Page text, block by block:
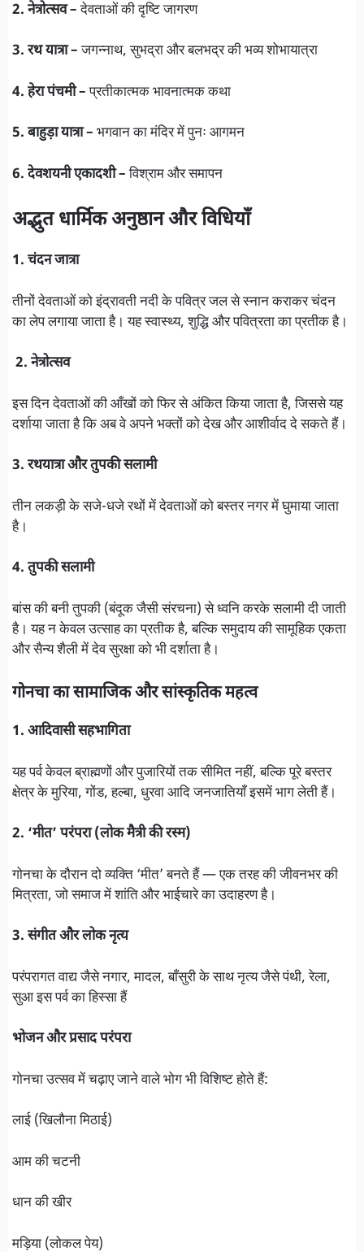
2. नेत्रोत्सव –देवताओं की दृष्टि जागरण
3. रथ यात्रा –जगन्नाथ, सुभद्रा और बलभद्र की भव्य शोभायात्रा
4. हेरा पंचमी –प्रतीकात्मक भावनात्मक कथा
5. बाहुड़ा यात्रा – भगवान का मंदिर में पुनः आगमन
6. देवशयनी एकादशी –विश्राम और समापन
अद्भुत धार्मिक अनुष्ठान और विधियाँ
1. चंदन जात्रा
तीनों देवताओं को इंद्रावती नदी के पवित्र जल से स्नान कराकर चंदन
का लेप लगाया जाता है। यह स्वास्थ्य, शुद्धि और पवित्रता का प्रतीक है।
2. नेत्रोत्सव
इस दिन देवताओं की आँखों को फिर से अंकित किया जाता है, जिससे यह
दर्शाया जाता है कि अब वे अपने भक्तों को देख और आशीर्वाद दे सकते हैं।
3. रथयात्रा और तुपकी सलामी
तीन लकड़ी के सजे-धजे रथों में देवताओं को बस्तर नगर में घुमाया जाता
है।
4. तुपकी सलामी
बांस की बनी तुपकी (बंदूक जैसी संरचना) से ध्वनि करके सलामी दी जाती
है। यह न केवल उत्साह का प्रतीक है, बल्कि समुदाय की सामूहिक एकता
और सैन्य शैली में देव सुरक्षा को भी दर्शाता है।
गोनचा का सामाजिक और सांस्कृतिक महत्व
1. आदिवासी सहभागिता
यह पर्व केवल ब्राह्मणों और पुजारियों तक सीमित नहीं, बल्कि पूरे बस्तर
क्षेत्र के मुरिया, गोंड, हल्बा, धुरवा आदि जनजातियाँ इसमें भाग लेती हैं।
2. ‘मीत’ परंपरा (लोक मैत्री की रस्म)
गोनचा के दौरान दो व्यक्ति ‘मीत’ बनते हैं — एक तरह की जीवनभर की
मित्रता, जो समाज में शांति और भाईचारे का उदाहरण है।
3. संगीत और लोक नृत्य
परंपरागत वाद्य जैसे नगार, मादल, बाँसुरी के साथ नृत्य जैसे पंथी, रेला,
सुआ इस पर्व का हिस्सा हैं
भोजन और प्रसाद परंपरा
गोनचा उत्सव में चढ़ाए जाने वाले भोग भी विशिष्ट होते हैं:
लाई (खिलौना मिठाई)
आम की चटनी
धान की खीर
मड़िया (लोकल पेय)